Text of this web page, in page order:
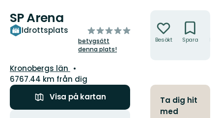
SP Arena
Idrottsplats
av
5
stjärnor
betygsätt
denna plats!
Län:
Kronobergs län
6767.44 km från dig
Visa på kartan
Besökt Spara
Ta dig hit
med